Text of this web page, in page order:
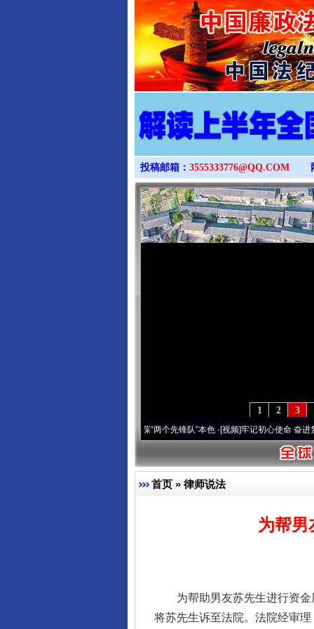
投稿邮箱： 3555333776@QQ.COM
3
2
1
永葆“两个先锋队”本色·[视频]牢记初心使命 奋进复兴征程
首页 » 律师说法
为帮男
为帮助男友苏先生进行资金
将苏先生诉至法院。法院经审